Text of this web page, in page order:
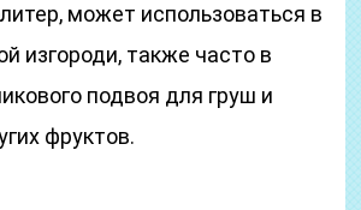
может использоваться в
изгороди, также часто в
подвоя для груш и
фруктов.